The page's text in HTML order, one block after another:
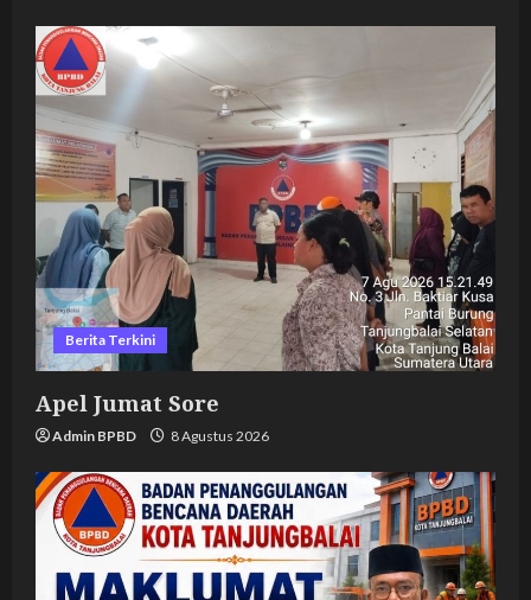
Berita Terkini
Apel Jumat Sore
Admin BPBD 8 Agustus 2026